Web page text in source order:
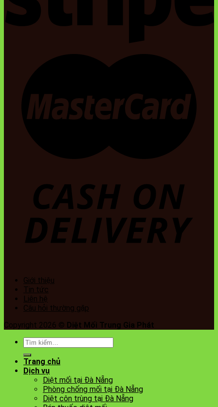
Giới thiệu
Tin tức
Liên hệ
Câu hỏi thường gặp
Copyright 2026 © Diệt Mối Trung Gia Phát
Tìm
kiếm:
Trang chủ
Dịch vụ
Diệt mối tại Đà Nẵng
Phòng chống mối tại Đà Nẵng
Diệt côn trùng tại Đà Nẵng